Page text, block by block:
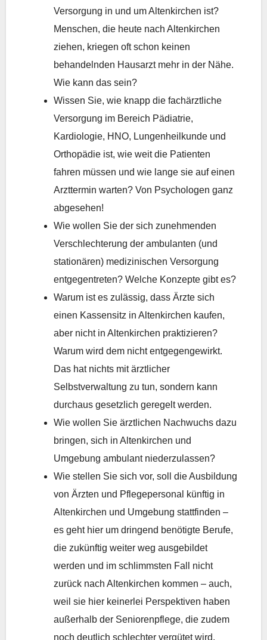
Versorgung in und um Altenkirchen ist?
Menschen, die heute nach Altenkirchen
ziehen, kriegen oft schon keinen
behandelnden Hausarzt mehr in der Nähe.
Wie kann das sein?
Wissen Sie, wie knapp die fachärztliche
Versorgung im Bereich Pädiatrie,
Kardiologie, HNO, Lungenheilkunde und
Orthopädie ist, wie weit die Patienten
fahren müssen und wie lange sie auf einen
Arzttermin warten? Von Psychologen ganz
abgesehen!
Wie wollen Sie der sich zunehmenden
Verschlechterung der ambulanten (und
stationären) medizinischen Versorgung
entgegentreten? Welche Konzepte gibt es?
Warum ist es zulässig, dass Ärzte sich
einen Kassensitz in Altenkirchen kaufen,
aber nicht in Altenkirchen praktizieren?
Warum wird dem nicht entgegengewirkt.
Das hat nichts mit ärztlicher
Selbstverwaltung zu tun, sondern kann
durchaus gesetzlich geregelt werden.
Wie wollen Sie ärztlichen Nachwuchs dazu
bringen, sich in Altenkirchen und
Umgebung ambulant niederzulassen?
Wie stellen Sie sich vor, soll die Ausbildung
von Ärzten und Pflegepersonal künftig in
Altenkirchen und Umgebung stattfinden –
es geht hier um dringend benötigte Berufe,
die zukünftig weiter weg ausgebildet
werden und im schlimmsten Fall nicht
zurück nach Altenkirchen kommen – auch,
weil sie hier keinerlei Perspektiven haben
außerhalb der Seniorenpflege, die zudem
noch deutlich schlechter vergütet wird.